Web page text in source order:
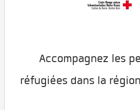
Accompagnez les
réfugiées dans la